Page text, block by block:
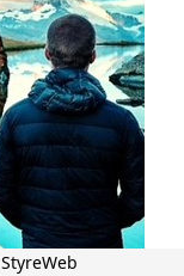
StyreWeb